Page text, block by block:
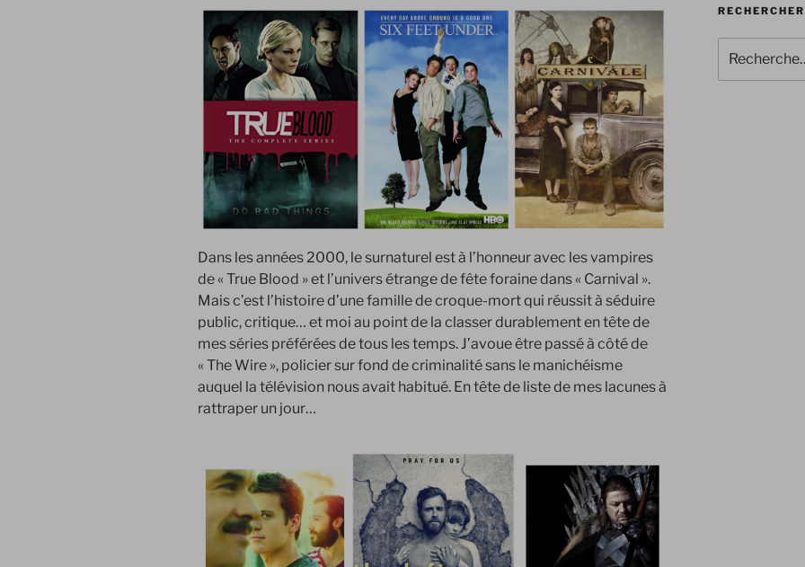
Dans les années 2000, le surnaturel est à l’honneur avec les vampires
de « True Blood » et l’univers étrange de fête foraine dans « Carnival ».
Mais c’est l’histoire d’une famille de croque-mort qui réussit à séduire
public, critique… et moi au point de la classer durablement en tête de
mes séries préférées de tous les temps. J’avoue être passé à côté de
« The Wire », policier sur fond de criminalité sans le manichéisme
auquel la télévision nous avait habitué. En tête de liste de mes lacunes à
rattraper un jour…
pour
: